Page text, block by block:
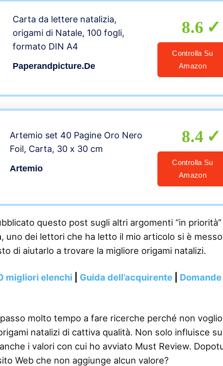
Carta da lettere natalizia,
origami di Natale, 100 fogli,
formato DIN A4
Paperandpicture.de
8.6
Controlla Su
Amazon
Artemio set 40 Pagine Oro Nero
Foil, Carta, 30 x 30 cm
Artemio
8.4
Controlla Su
Amazon
questo post sugli altri argomenti “in priorità”
uno dei lettori che ha letto il mio articolo si è
di aiutarlo a trovare la migliore origami natalizi.
migliori elenchi Guida dell’acquirente
Domande
molto tempo a fare ricerche perché non
natalizi di cattiva qualità. Non solo influisce
i valori con cui ho avviato Must Review.
Web che non aggiunge alcun valore?